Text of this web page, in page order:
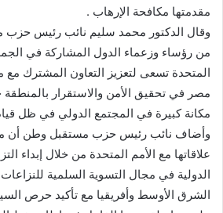
مقدمتها مكافحة الإرهاب .
وقال الدكتور محمد سليم نائب رئيس حزب
من رؤساء وزعماء الدول المشاركة في
المتحدة تسعى لتعزيز التعاون المشترك
مصر في تحقيق الأمن والاستقرار
مكانة كبيرة في المجتمع الدولي في ظل
وأضاف نائب رئيس حزب مستقبل وطن أن
علاقاتها مع الأمم المتحدة من خلال إبداء
الدولية في مجال التسوية السلمية
الشرق الأوسط وأفريقيا مع تأكيد حرص